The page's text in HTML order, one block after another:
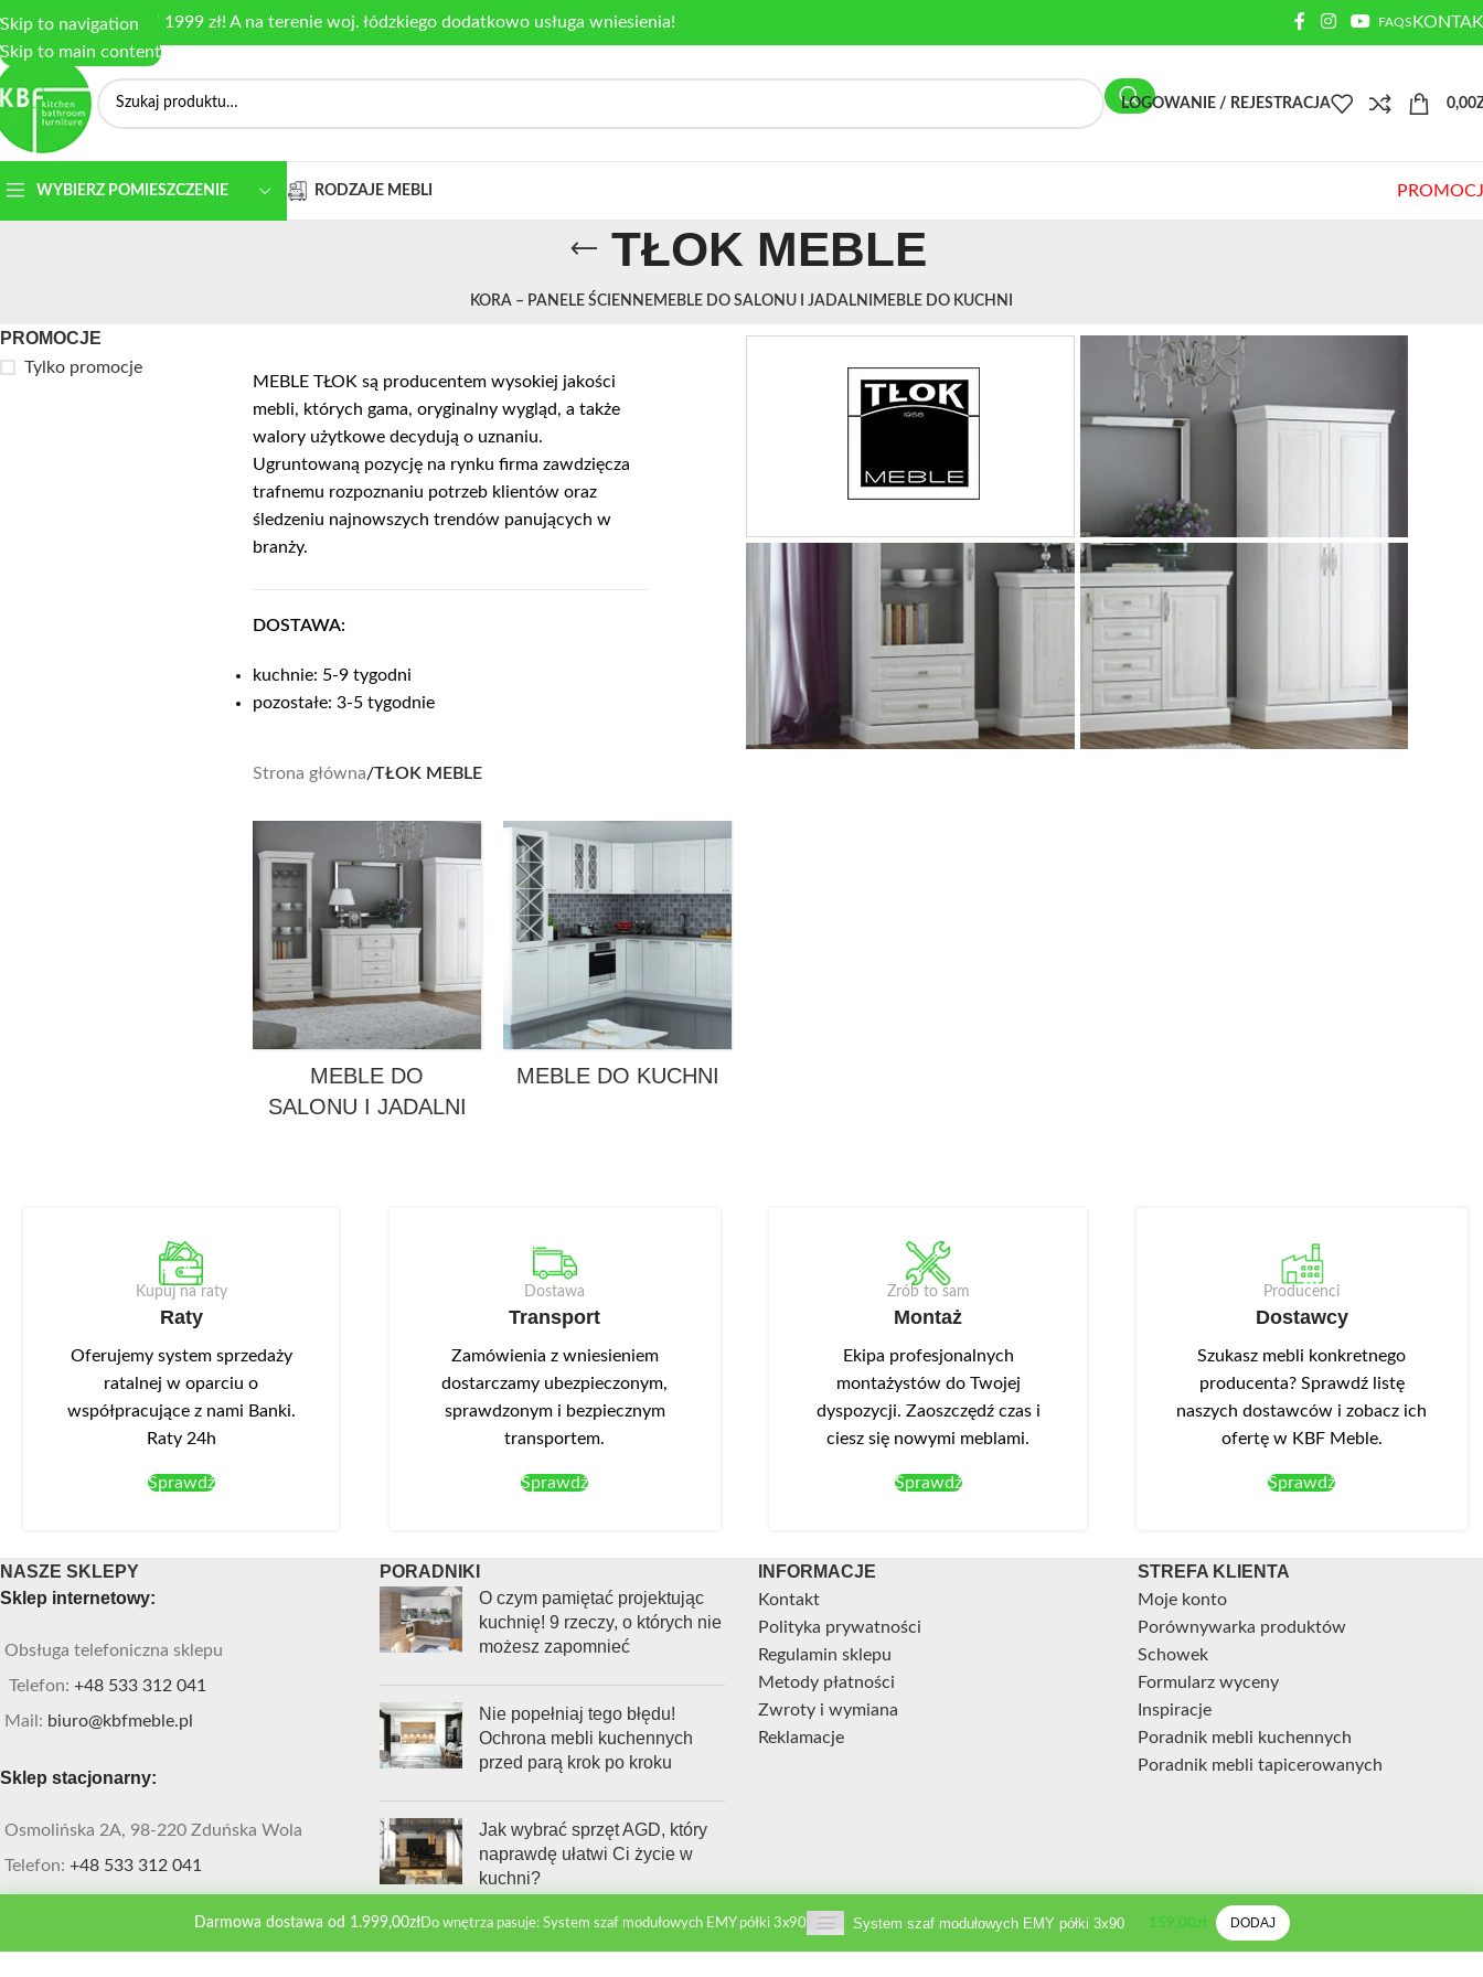
Skip to navigation
Skip to main content
dostawa od 1999 zł! A na terenie woj. łódzkiego dodatkowo usługa wniesienia! FAQS
LOGOWANIE / REJESTRACJA 0,00
WYBIERZ POMIESZCZENIE RODZAJE MEBLI
TŁOK MEBLE
KORA – PANELE ŚCIENNEMEBLE DO SALONU I JADALNI MEBLE DO KUCHNI
PROMOCJE
Tylko promocje
MEBLE TŁOK są producentem wysokiej jakości
mebli, których gama, oryginalny wygląd, a także
walory użytkowe decydują o uznaniu.
Ugruntowaną pozycję na rynku firma zawdzięcza
trafnemu rozpoznaniu potrzeb klientów oraz
śledzeniu najnowszych trendów panujących w
branży.
DOSTAWA:
kuchnie: 5-9 tygodni
pozostałe: 3-5 tygodnie
Strona główna/TŁOK MEBLE
MEBLE DO
SALONU I JADALNI
MEBLE DO KUCHNI
Kupuj na raty
Raty
Oferujemy system sprzedaży
ratalnej w oparciu o
współpracujące z nami Banki.
Raty 24h
Sprawdź
Dostawa
Transport
Zamówienia z wniesieniem
dostarczamy ubezpieczonym,
sprawdzonym i bezpiecznym
transportem.
Sprawdź
Zrób to sam
Montaż
Ekipa profesjonalnych
montażystów do Twojej
dyspozycji. Zaoszczędź czas i
ciesz się nowymi meblami.
Sprawdź
Producenci
Dostawcy
Szukasz mebli konkretnego
producenta? Sprawdź listę
naszych dostawców i zobacz ich
ofertę w KBF Meble.
Sprawdź
NASZE SKLEPY
Sklep internetowy:
Obsługa telefoniczna sklepu
Telefon: +48 533 312 041
Mail: biuro@kbfmeble.pl
Sklep stacjonarny:
Osmolińska 2A, 98-220 Zduńska Wola
Telefon: +48 533 312 041
Mail:zdwola@kbfmeble.pl
PORADNIKI
O czym pamiętać projektując
kuchnię! 9 rzeczy, o których nie
możesz zapomnieć
Nie popełniaj tego błędu!
Ochrona mebli kuchennych
przed parą krok po kroku
Jak wybrać sprzęt AGD, który
naprawdę ułatwi Ci życie w
kuchni?
INFORMACJE
Kontakt
Polityka prywatności
Regulamin sklepu
Metody płatności
Zwroty i wymiana
Reklamacje
STREFA KLIENTA
Moje konto
Porównywarka produktów
Schowek
Formularz wyceny
Inspiracje
Poradnik mebli kuchennych
Poradnik mebli tapicerowanych
Darmowa dostawa od 1.999,00złDo wnętrza pasuje: System szaf modułowych EMY półki 3x90 System szaf modułowych EMY półki 3x90 159,00zł DODAJ